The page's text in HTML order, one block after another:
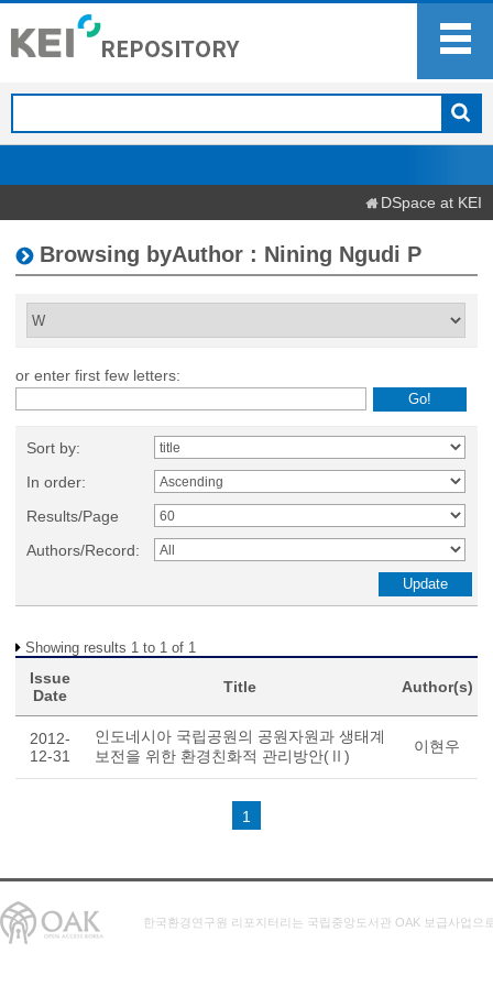
DSpace at KEI
Browsing byAuthor : Nining Ngudi P
or enter first few letters:
Sort by:
In order:
Results/Page
Authors/Record:
Showing results 1 to 1 of 1
Issue
Date
Title Author(s)
2012-
12-31
인도네시아 국립공원의 공원자원과 생태계
보전을 위한 환경친화적 관리방안(Ⅱ)
이현우
1
한국환경연구원 리포지터리는 국립중앙도서관 OAK 보급사업